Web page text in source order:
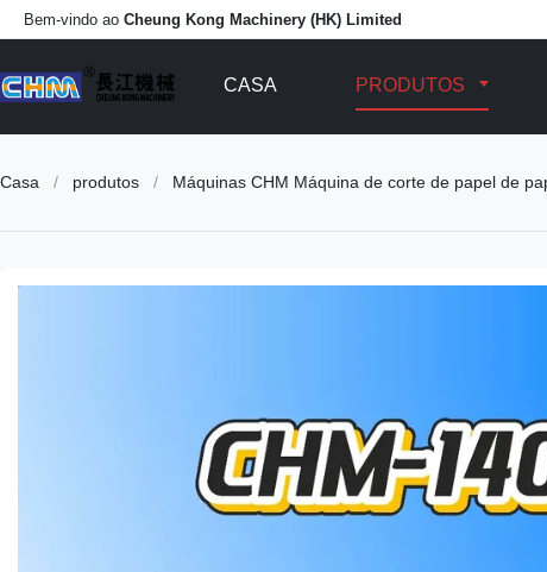
Bem-vindo ao Cheung Kong Machinery (HK) Limited
CASA PRODUTOS
Casa / produtos / Máquinas CHM Máquina de corte de papel de